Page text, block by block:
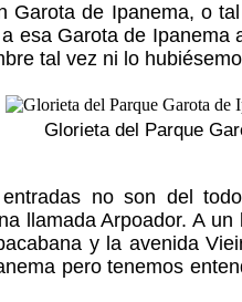
Garota de Ipanema, o
esa Garota de
tal vez ni lo
Glorieta del Parque
no son del
llamada Arpoador. A
y la avenida
pero tenemos